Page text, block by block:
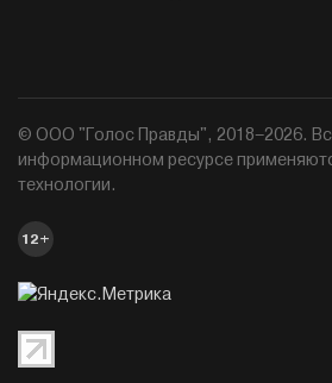
© ООО "Голос Правды", 2018–2026.
информационном ресурсе
технологии.
12+